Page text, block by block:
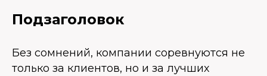
Подзаголовок
Без сомнений, компании соревнуются не
только за клиентов, но и за лучших